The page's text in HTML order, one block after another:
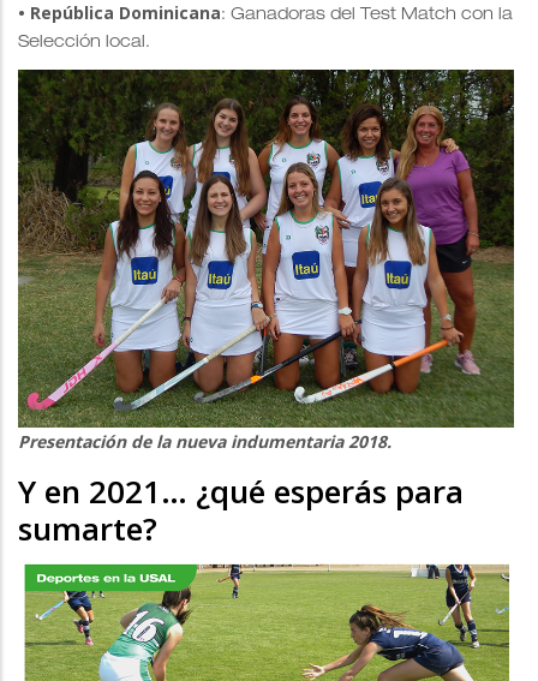
• República Dominicana: Ganadoras del Test Match con la
Selección local.
Presentación de la nueva indumentaria 2018.
Y en 2021… ¿qué esperás para
sumarte?